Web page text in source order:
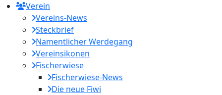
Verein
Vereins-News
Steckbrief
Namentlicher Werdegang
Vereinsikonen
Fischerwiese
Fischerwiese-News
Die neue Fiwi